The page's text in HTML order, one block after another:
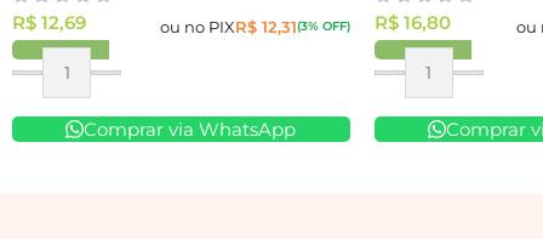
R$ 12,69 ou no PIXR$12,31(3% OFF)
Comprar via WhatsApp
R$16,80 ou
Comprar